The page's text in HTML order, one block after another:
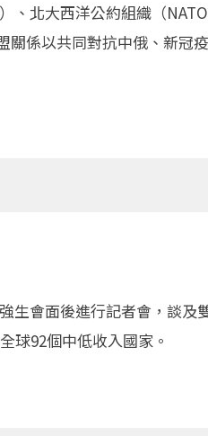
、北大西洋公約組織（
關係以共同對抗中俄、新冠
生會面後進行記者會，談及
球92個中低收入國家。